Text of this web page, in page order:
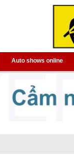
Auto shows online